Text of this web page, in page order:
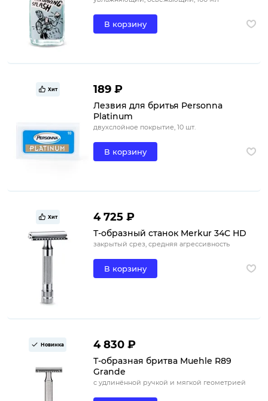
В корзину
Хит 189 ₽
Лезвия для бритья Personna
Platinum
двухслойное покрытие, 10 шт.
В корзину
Хит 4 725 ₽
Т-образный станок Merkur 34C HD
закрытый срез, средняя агрессивность
В корзину
Новинка 4 830 ₽
Т-образная бритва Muehle R89
Grande
с удлинённой ручкой и мягкой геометрией